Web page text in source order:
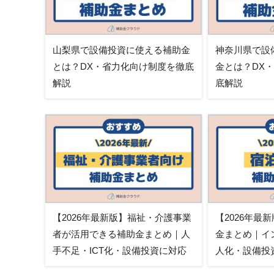
山梨県で設備投資に使える補助金
とは？DX・省力化向け制度を徹底
解説
神奈川県で設
金とは？DX
底解説
【2026年最新版】福祉・介護事業
者が活用できる補助金まとめ｜人
手不足・ICT化・設備投資に対応
【2026年最
金まとめ｜イ
人化・設備投